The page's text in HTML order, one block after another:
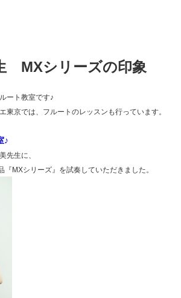
MXシリーズの印象
ート教室です♪
東京では、フルートのレッスンも行っています。
♪
先生に、
MXシリーズ』を試奏していただきました。